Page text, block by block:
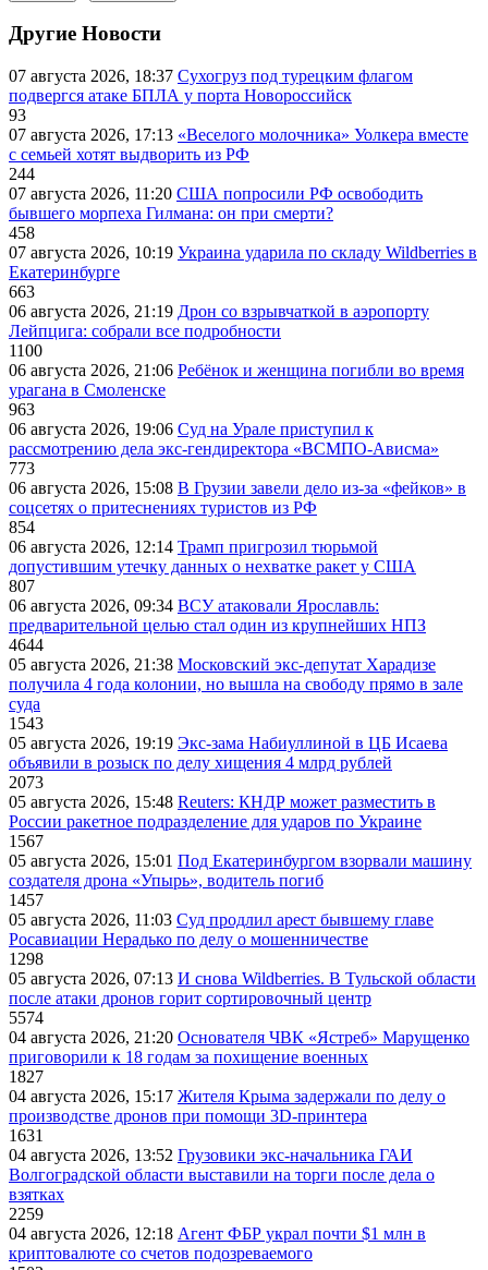
Другие Новости
07 августа 2026, 18:37 Сухогруз под турецким флагом
подвергся атаке БПЛА у порта Новороссийск
93
07 августа 2026, 17:13 «Веселого молочника» Уолкера вместе
с семьей хотят выдворить из РФ
244
07 августа 2026, 11:20 США попросили РФ освободить
бывшего морпеха Гилмана: он при смерти?
458
07 августа 2026, 10:19 Украина ударила по складу Wildberries в
Екатеринбурге
663
06 августа 2026, 21:19 Дрон со взрывчаткой в аэропорту
Лейпцига: собрали все подробности
1100
06 августа 2026, 21:06 Ребёнок и женщина погибли во время
урагана в Смоленске
963
06 августа 2026, 19:06 Суд на Урале приступил к
рассмотрению дела экс-гендиректора «ВСМПО-Ависма»
773
06 августа 2026, 15:08 В Грузии завели дело из-за «фейков» в
соцсетях о притеснениях туристов из РФ
854
06 августа 2026, 12:14 Трамп пригрозил тюрьмой
допустившим утечку данных о нехватке ракет у США
807
06 августа 2026, 09:34 ВСУ атаковали Ярославль:
предварительной целью стал один из крупнейших НПЗ
4644
05 августа 2026, 21:38 Московский экс-депутат Харадизе
получила 4 года колонии, но вышла на свободу прямо в зале
суда
1543
05 августа 2026, 19:19 Экс-зама Набиуллиной в ЦБ Исаева
объявили в розыск по делу хищения 4 млрд рублей
2073
05 августа 2026, 15:48 Reuters: КНДР может разместить в
России ракетное подразделение для ударов по Украине
1567
05 августа 2026, 15:01 Под Екатеринбургом взорвали машину
создателя дрона «Упырь», водитель погиб
1457
05 августа 2026, 11:03 Суд продлил арест бывшему главе
Росавиации Нерадько по делу о мошенничестве
1298
05 августа 2026, 07:13 И снова Wildberries. В Тульской области
после атаки дронов горит сортировочный центр
5574
04 августа 2026, 21:20 Основателя ЧВК «Ястреб» Марущенко
приговорили к 18 годам за похищение военных
1827
04 августа 2026, 15:17 Жителя Крыма задержали по делу о
производстве дронов при помощи 3D‑принтера
1631
04 августа 2026, 13:52 Грузовики экс-начальника ГАИ
Волгоградской области выставили на торги после дела о
взятках
2259
04 августа 2026, 12:18 Агент ФБР украл почти $1 млн в
криптовалюте со счетов подозреваемого